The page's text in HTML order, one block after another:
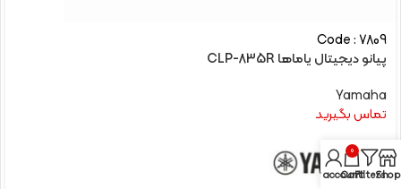
Code : 7809
پیانو دیجیتال یاماها CLP-835R
Yamaha
تماس بگیرید
Shop
Filters
0
Cart
My account